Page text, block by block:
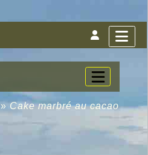
»Cake marbré au cacao